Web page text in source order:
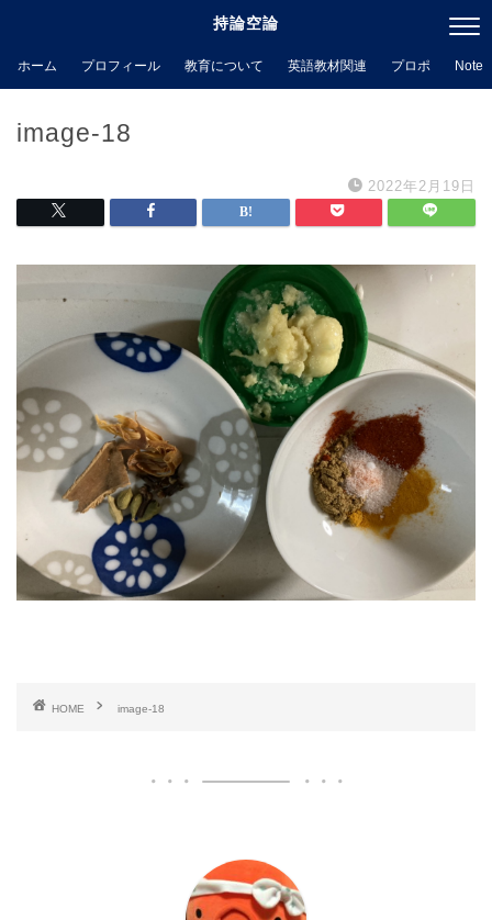
持論空論
ホーム プロフィール 教育について 英語教材関連 プロポ Note
image-18
2022年2月19日
HOME image-18